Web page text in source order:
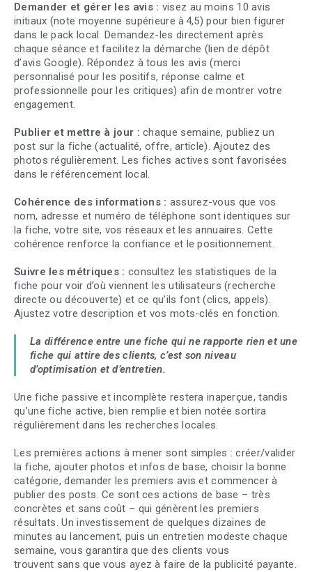
Demander et gérer les avis : visez au moins 10 avis
initiaux (note moyenne supérieure à 4,5) pour bien figurer
dans le pack local. Demandez-les directement après
chaque séance et facilitez la démarche (lien de dépôt
d’avis Google). Répondez à tous les avis (merci
personnalisé pour les positifs, réponse calme et
professionnelle pour les critiques) afin de montrer votre
engagement.
Publier et mettre à jour : chaque semaine, publiez un
post sur la fiche (actualité, offre, article). Ajoutez des
photos régulièrement. Les fiches actives sont favorisées
dans le référencement local.
Cohérence des informations : assurez-vous que vos
nom, adresse et numéro de téléphone sont identiques sur
la fiche, votre site, vos réseaux et les annuaires. Cette
cohérence renforce la confiance et le positionnement.
Suivre les métriques : consultez les statistiques de la
fiche pour voir d’où viennent les utilisateurs (recherche
directe ou découverte) et ce qu’ils font (clics, appels).
Ajustez votre description et vos mots-clés en fonction.
La différence entre une fiche qui ne rapporte rien et une
fiche qui attire des clients, c’est son niveau
d’optimisation et d’entretien.
Une fiche passive et incomplète restera inaperçue, tandis
qu’une fiche active, bien remplie et bien notée sortira
régulièrement dans les recherches locales.
Les premières actions à mener sont simples : créer/valider
la fiche, ajouter photos et infos de base, choisir la bonne
catégorie, demander les premiers avis et commencer à
publier des posts. Ce sont ces actions de base – très
concrètes et sans coût – qui génèrent les premiers
résultats. Un investissement de quelques dizaines de
minutes au lancement, puis un entretien modeste chaque
semaine, vous garantira que des clients vous
trouvent sans que vous ayez à faire de la publicité payante.